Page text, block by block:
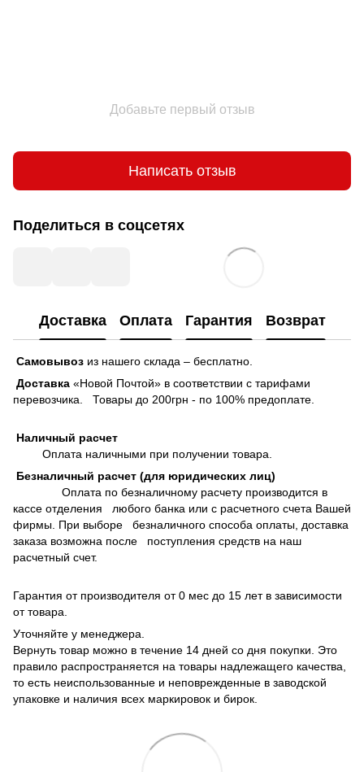
Добавьте первый отзыв
Написать отзыв
Поделиться в соцсетях
Доставка Оплата Гарантия Возврат
Самовывоз из нашего склада – бесплатно.
Доставка «Новой Почтой» в соответствии с тарифами
перевозчика. Товары до 200грн - по 100% предоплате.
Наличный расчет
Оплата наличными при получении товара.
Безналичный расчет (для юридических лиц)
Оплата по безналичному расчету производится в
кассе отделения любого банка или с расчетного счета Вашей
фирмы. При выборе безналичного способа оплаты, доставка
заказа возможна после поступления средств на наш
расчетный счет.
Гарантия от производителя от 0 мес до 15 лет в зависимости
от товара.
Уточняйте у менеджера.
Вернуть товар можно в течение 14 дней со дня покупки. Это
правило распространяется на товары надлежащего качества,
то есть неиспользованные и неповрежденные в заводской
упаковке и наличия всех маркировок и бирок.